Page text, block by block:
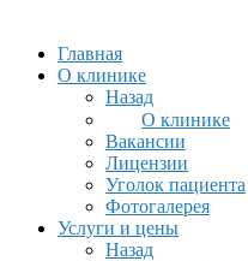
Главная
О клинике
Назад
О клинике
Вакансии
Лицензии
Уголок пациента
Фотогалерея
Услуги и цены
Назад